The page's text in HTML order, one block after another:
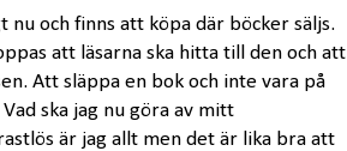
nu och finns att köpa där böcker säljs.
att läsarna ska hitta till den och att
Att släppa en bok och inte vara på
ska jag nu göra av mitt
är jag allt men det är lika bra att